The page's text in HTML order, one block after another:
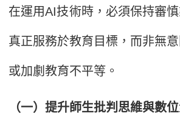
在運用AI技術時，必須保持審
真正服務於教育目標，而非無
或加劇教育不平等。
（一）提升師生批判思維與數